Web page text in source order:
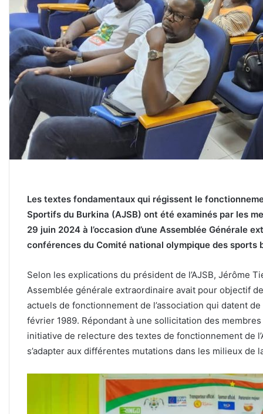
Les textes fondamentaux qui régissent le
Sportifs du Burkina (AJSB) ont été examinés par les
29 juin 2024 à l’occasion d’une Assemblée Générale
conférences du Comité national olympique des sports
Selon les explications du président de l’AJSB, Jérôme
Assemblée générale extraordinaire avait pour objectif
actuels de fonctionnement de l’association qui datent
février 1989. Répondant à une sollicitation des
initiative de relecture des textes de fonctionnement de
s’adapter aux différentes mutations dans les milieux